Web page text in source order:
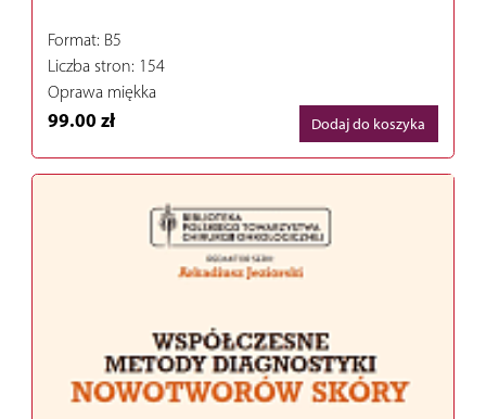
Format: B5
Liczba stron: 154
Oprawa miękka
99.00 zł Dodaj do koszyka